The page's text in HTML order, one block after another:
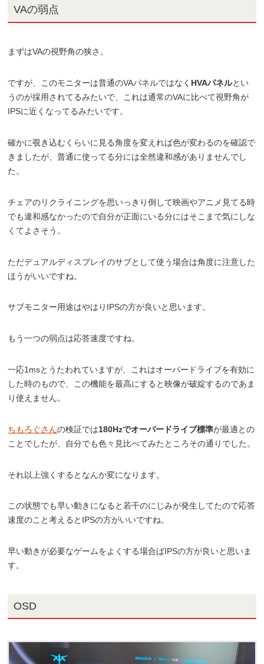
VAの弱点
まずはVAの視野角の狭さ。
ですが、このモニターは普通のVAパネルではなく HVAパネルとい
うのが採用されてるみたいで、これは通常のVAに比べて視野角が
IPSに近くなってるみたいです。
確かに覗き込むくらいに見る角度を変えれば色が変わるのを確認で
きましたが、普通に使ってる分には全然違和感がありませんでし
た。
チェアのリクライニングを思いっきり倒して映画やアニメ見てる時
でも違和感なかったので自分が正面にいる分にはそこまで気にしな
くてよさそう。
ただデュアルディスプレイのサブとして使う場合は角度に注意した
ほうがいいですね。
サブモニター用途はやはりIPSの方が良いと思います。
もう一つの弱点は応答速度ですね。
一応1msとうたわれていますが、これはオーバードライブを有効に
した時のもので、この機能を最高にすると映像が破綻するのであま
り使えません。
ちもろぐさんの検証では180Hzでオーバードライブ標準が最適との
ことでしたが、自分でも色々見比べてみたところその通りでした。
それ以上強くするとなんか変になります。
この状態でも早い動きになると若干のにじみが発生してたので応答
速度のこと考えるとIPSの方がいいですね。
早い動きが必要なゲームをよくする場合ばIPSの方が良いと思いま
す。
OSD